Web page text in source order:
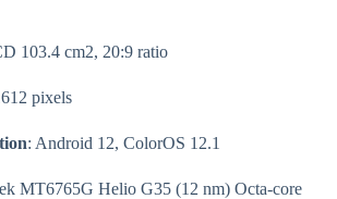
103.4 cm2, 20:9 ratio
pixels
: Android 12, ColorOS 12.1
MT6765G Helio G35 (12 nm) Octa-core